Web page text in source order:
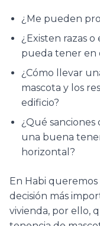
¿Me pueden
¿Existen razas
pueda tener en
¿Cómo llevar
mascota y los
edificio?
¿Qué
una buena
horizontal?
En Habi
decisión más
vivienda, por ello,